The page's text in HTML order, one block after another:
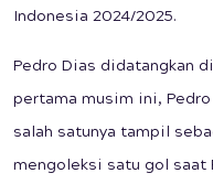
Indonesia 2024/2025.
Pedro Dias didatangkan
pertama musim ini,
salah satunya tampil
mengoleksi satu gol saat